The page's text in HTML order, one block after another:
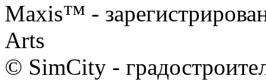
Maxis™ -
Arts
© SimCity -